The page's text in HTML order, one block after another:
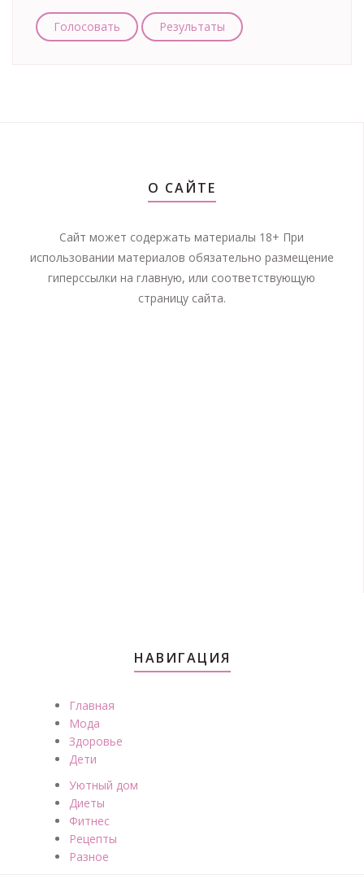
Голосовать Результаты
О САЙТЕ
Сайт может содержать материалы 18+ При
использовании материалов обязательно размещение
гиперссылки на главную, или соответствующую
страницу сайта.
НАВИГАЦИЯ
Главная
Мода
Здоровье
Дети
Уютный дом
Диеты
Фитнес
Рецепты
Разное